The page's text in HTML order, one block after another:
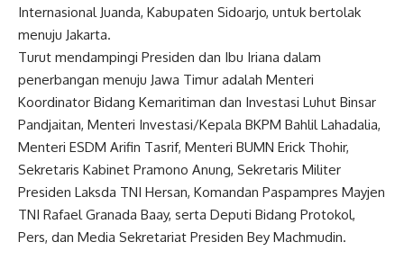
Internasional Juanda, Kabupaten Sidoarjo, untuk bertolak
menuju Jakarta.
Turut mendampingi Presiden dan Ibu Iriana dalam
penerbangan menuju Jawa Timur adalah Menteri
Koordinator Bidang Kemaritiman dan Investasi Luhut Binsar
Pandjaitan, Menteri Investasi/Kepala BKPM Bahlil Lahadalia,
Menteri ESDM Arifin Tasrif, Menteri BUMN Erick Thohir,
Sekretaris Kabinet Pramono Anung, Sekretaris Militer
Presiden Laksda TNI Hersan, Komandan Paspampres Mayjen
TNI Rafael Granada Baay, serta Deputi Bidang Protokol,
Pers, dan Media Sekretariat Presiden Bey Machmudin.